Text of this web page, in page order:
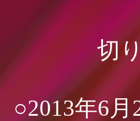
切
○2013年6